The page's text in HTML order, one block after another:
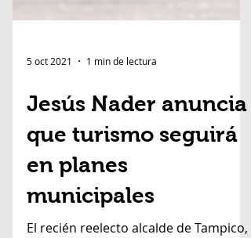
5 oct 2021
Jesús Nader anuncia
que turismo seguirá